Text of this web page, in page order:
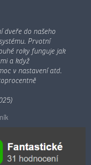
dveře do našeho
Prvotní
roky funguje jak
a když
v nastavení atd.